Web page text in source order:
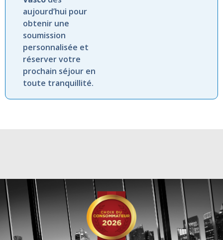
aujourd’hui pour
obtenir une
soumission
personnalisée et
réserver votre
prochain séjour en
toute tranquillité.